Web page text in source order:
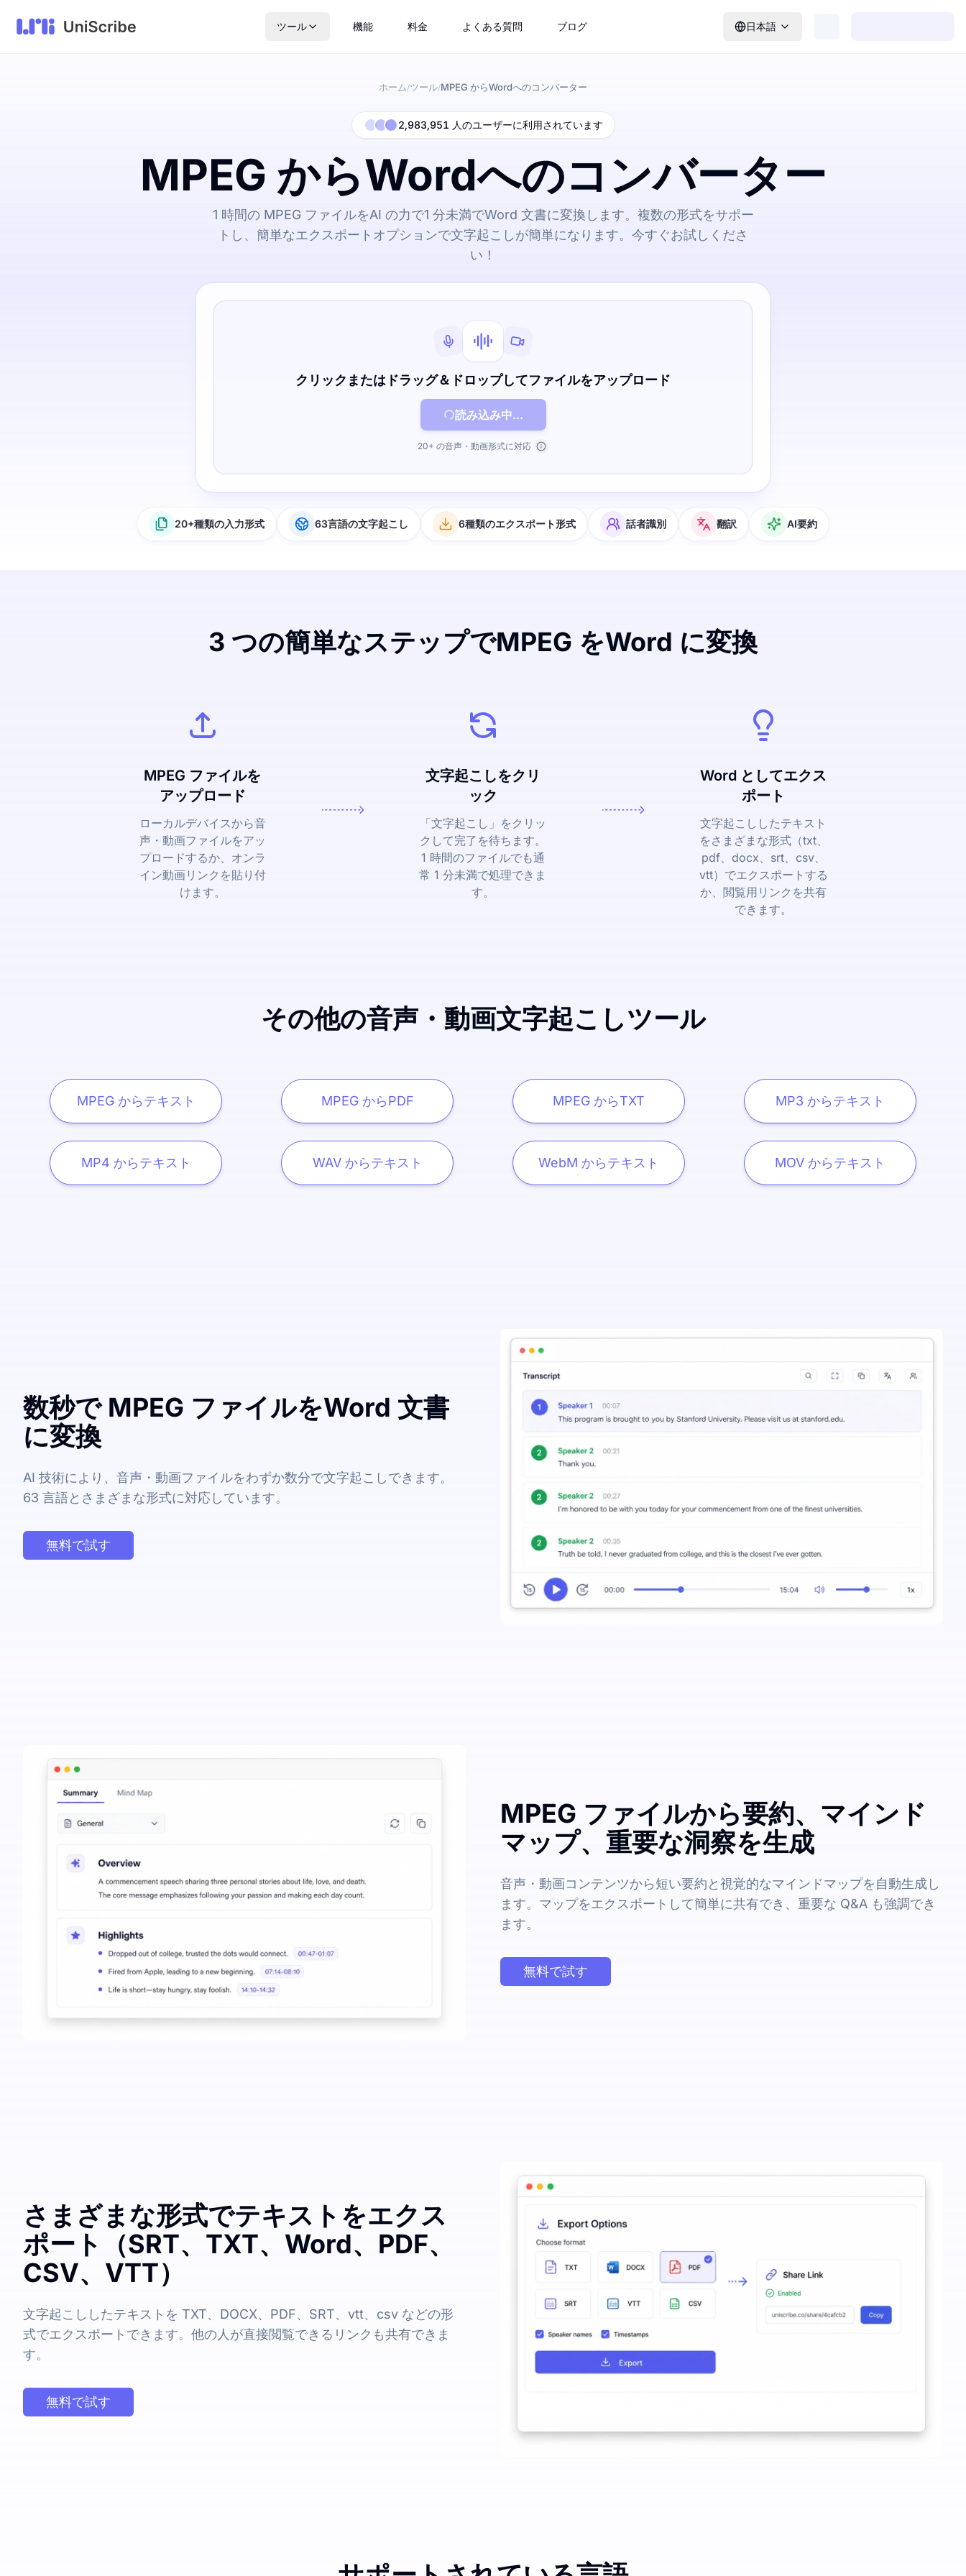
ツール 機能 料金 よくある質問 ブログ 日本語
ホーム /ツール/MPEG からWordへのコンバーター
2,983,951 人のユーザーに利用されています
MPEG からWordへのコンバーター
1 時間の MPEG ファイルをAI の力で1 分未満でWord 文書に変換します。複数の形式をサポー
トし、簡単なエクスポートオプションで文字起こしが簡単になります。今すぐお試しくださ
い！
クリックまたはドラッグ＆ドロップしてファイルをアップロード
読み込み中...
20+ の音声・動画形式に対応
20+種類の入力形式 63言語の文字起こし 6種類のエクスポート形式 話者識別 翻訳 AI要約
3 つの簡単なステップでMPEG をWord に変換
MPEG ファイルを
アップロード
ローカルデバイスから音
声・動画ファイルをアッ
プロードするか、オンラ
イン動画リンクを貼り付
けます。
文字起こしをクリ
ック
「文字起こし」をクリッ
クして完了を待ちます。
1 時間のファイルでも通
常 1 分未満で処理できま
す。
Word としてエクス
ポート
文字起こししたテキスト
をさまざまな形式（txt、
pdf、docx、srt、csv、
vtt）でエクスポートする
か、閲覧用リンクを共有
できます。
その他の音声・動画文字起こしツール
MPEG からテキスト MPEG からPDF MPEG からTXT MP3 からテキスト
MP4 からテキスト WAV からテキスト WebM からテキスト MOV からテキスト
数秒で MPEG ファイルをWord 文書
に変換
AI 技術により、音声・動画ファイルをわずか数分で文字起こしできます。
63 言語とさまざまな形式に対応しています。
無料で試す
MPEG ファイルから要約、マインド
マップ、重要な洞察を生成
音声・動画コンテンツから短い要約と視覚的なマインドマップを自動生成し
ます。マップをエクスポートして簡単に共有でき、重要な Q&A も強調でき
ます。
無料で試す
さまざまな形式でテキストをエクス
ポート（SRT、TXT、Word、PDF、
CSV、VTT）
文字起こししたテキストを TXT、DOCX、PDF、SRT、vtt、csv などの形
式でエクスポートできます。他の人が直接閲覧できるリンクも共有できま
す。
無料で試す